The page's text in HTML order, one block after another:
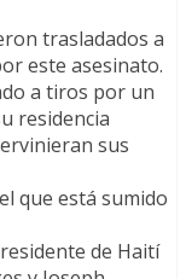
trasladados a
este asesinato.
a tiros por un
residencia
sus
que está sumido
de Haití